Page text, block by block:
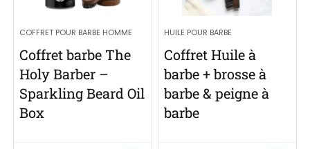
COFFRET POUR BARBE HOMME
Coffret barbe The
Holy Barber –
Sparkling Beard Oil
Box
HUILE POUR BARBE
Coffret Huile à
barbe + brosse à
barbe & peigne à
barbe